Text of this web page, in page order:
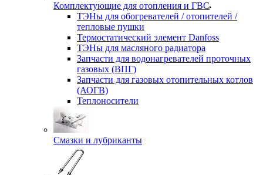
Комплектующие для отопления и ГВС
ТЭНы для обогревателей / отопителей /
тепловые пушки
Термостатический элемент Danfoss
ТЭНы для масляного радиатора
Запчасти для водонагревателей проточных
газовых (ВПГ)
Запчасти для газовых отопительных котлов
(АОГВ)
Теплоносители
Смазки и лубриканты